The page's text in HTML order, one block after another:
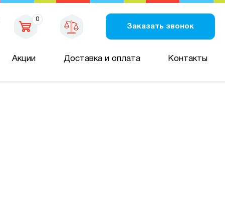
0
Заказать звонок
Акции Доставка и оплата Контакты